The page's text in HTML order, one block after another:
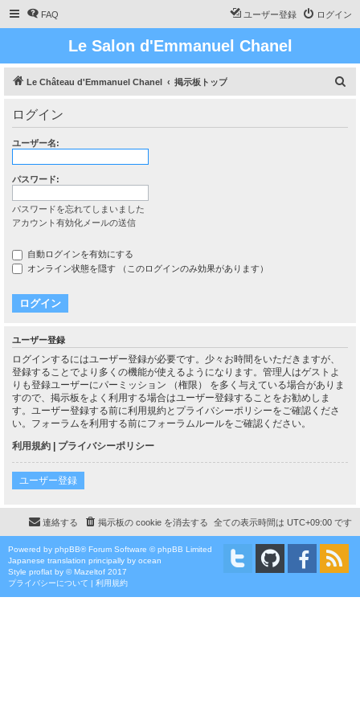
FAQ ログイン
ユーザー登録
Le Salon d'Emmanuel Chanel
Le Château d'Emmanuel Chanel 掲示板トップ
ログイン
ユーザー名:
パスワード:
パスワードを忘れてしまいました
アカウント有効化メールの送信
自動ログインを有効にする
オンライン状態を隠す （このログインのみ効果があります）
ユーザー登録
ログインするにはユーザー登録が必要です。少々お時間をいただきますが、
登録することでより多くの機能が使えるようになります。管理人はゲストよ
りも登録ユーザーにパーミッション （権限） を多く与えている場合がありま
すので、掲示板をよく利用する場合はユーザー登録することをお勧めしま
す。ユーザー登録する前に利用規約とプライバシーポリシーをご確認くださ
い。フォーラムを利用する前にフォーラムルールをご確認ください。
利用規約 | プライバシーポリシー
ユーザー登録
全ての表示時間は UTC+09:00 です
掲示板の cookie を消去する
連絡する
Powered by phpBB® Forum Software © phpBB Limited
Japanese translation principally by ocean
Style proflat by ©Mazeltof 2017
プライバシーについて | 利用規約